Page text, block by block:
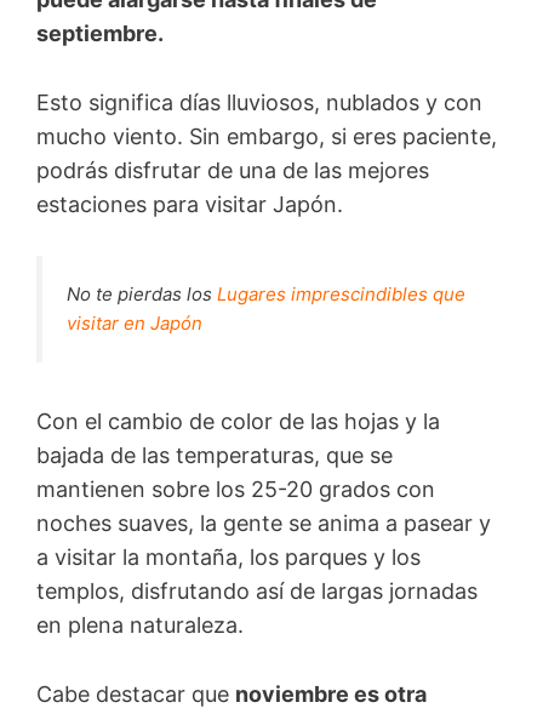
septiembre.
Esto significa días lluviosos, nublados y con
mucho viento. Sin embargo, si eres paciente,
podrás disfrutar de una de las mejores
estaciones para visitar Japón.
No te pierdas los Lugares imprescindibles que
visitar en Japón
Con el cambio de color de las hojas y la
bajada de las temperaturas, que se
mantienen sobre los 25-20 grados con
noches suaves, la gente se anima a pasear y
a visitar la montaña, los parques y los
templos, disfrutando así de largas jornadas
en plena naturaleza.
Cabe destacar que noviembre es otra